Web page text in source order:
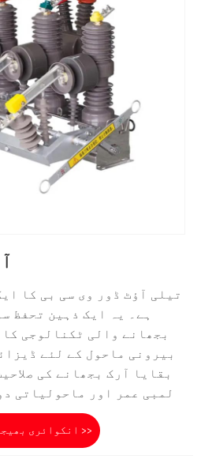
تیلی آؤٹ ڈور وی سی بی کا
ہے۔ یہ ایک ذہین تحفظ
بجھانے والی ٹکنالوجی
بیرونی ماحول کے لئے
بقایا آرک بجھانے کی
لمبی عمر اور ماحولیاتی
انکوائری بھیجیں۔ >>